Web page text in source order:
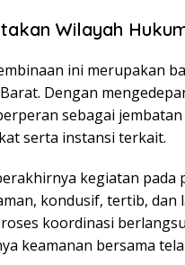
Wilayah
ini merupakan
Dengan
sebagai
serta instansi terkait.
kegiatan pada
kondusif, tertib, dan
koordinasi
keamanan bersama